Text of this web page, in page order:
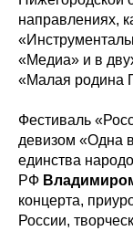
направлениях,
«Медиа» и в
«Малая родина
Фестиваль
девизом «Одна
единства
РФ
концерта,
России,